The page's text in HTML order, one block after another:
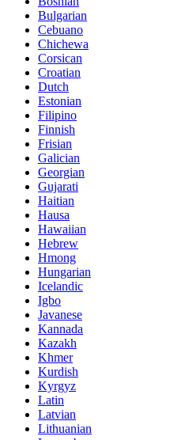
Bulgarian
Cebuano
Chichewa
Corsican
Croatian
Dutch
Estonian
Filipino
Finnish
Frisian
Galician
Georgian
Gujarati
Haitian
Hausa
Hawaiian
Hebrew
Hmong
Hungarian
Icelandic
Igbo
Javanese
Kannada
Kazakh
Khmer
Kurdish
Kyrgyz
Latin
Latvian
Lithuanian